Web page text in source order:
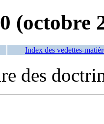
(octobre
Index des vedettes-
des